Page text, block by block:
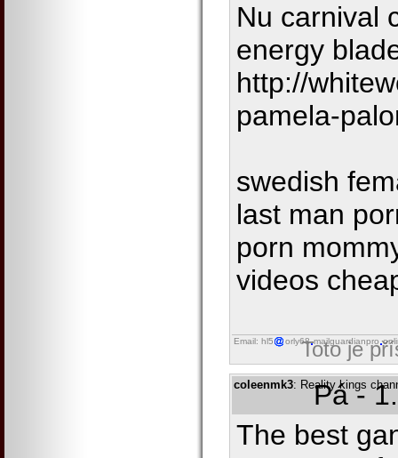
Nu carnival
energy
http://
pamela-
swedish
last man
porn
videos
Email: hl5 orly68 mailguardianpro
Toto je
coleenmk3: Reality kings
Pá -
The best